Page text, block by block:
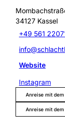
34127 Kassel
+49 561
Website
Instagram
Anreise mit dem
Anreise mit dem